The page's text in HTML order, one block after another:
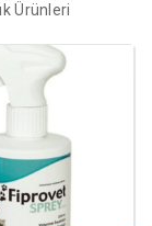
Ürünleri